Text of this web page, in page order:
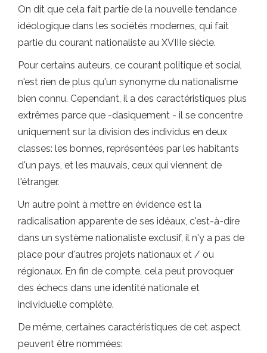
On dit que cela fait partie de la nouvelle tendance
idéologique dans les sociétés modernes, qui fait
partie du courant nationaliste au XVIIIe siècle.
Pour certains auteurs, ce courant politique et social
n'est rien de plus qu'un synonyme du nationalisme
bien connu. Cependant, il a des caractéristiques plus
extrêmes parce que -dasiquement - il se concentre
uniquement sur la division des individus en deux
classes: les bonnes, représentées par les habitants
d'un pays, et les mauvais, ceux qui viennent de
l'étranger.
Un autre point à mettre en évidence est la
radicalisation apparente de ses idéaux, c'est-à-dire
dans un système nationaliste exclusif, il n'y a pas de
place pour d'autres projets nationaux et / ou
régionaux. En fin de compte, cela peut provoquer
des échecs dans une identité nationale et
individuelle complète.
De même, certaines caractéristiques de cet aspect
peuvent être nommées: